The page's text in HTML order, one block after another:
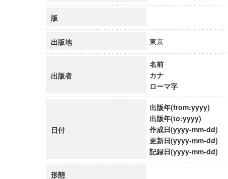
版
出版地 東京
出版者
名前
カナ
ローマ字
日付
出版年(from:yyyy)
出版年(to:yyyy)
作成日(yyyy-mm-dd)
更新日(yyyy-mm-dd)
記録日(yyyy-mm-dd)
形態